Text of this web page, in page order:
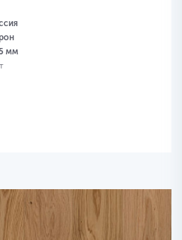
мм